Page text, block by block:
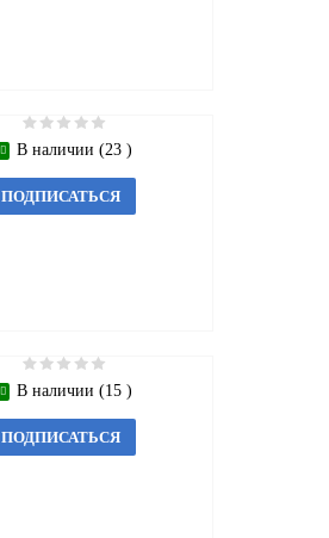
В наличии (23 )
ПОДПИСАТЬСЯ
В наличии (15 )
ПОДПИСАТЬСЯ